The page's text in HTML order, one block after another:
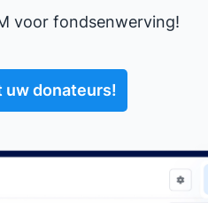
voor fondsenwerving!
uw donateurs!